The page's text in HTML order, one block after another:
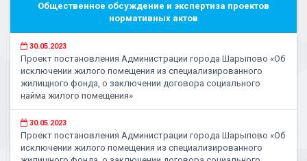
Общественное обсуждение и экспертиза проектов
нормативных актов
30.05.2023
Проект постановления Администрации города Шарыпово «Об
исключении жилого помещения из специализированного
жилищного фонда, о заключении договора социального
найма жилого помещения»
30.05.2023
Проект постановления Администрации города Шарыпово «Об
исключении жилого помещения из специализированного